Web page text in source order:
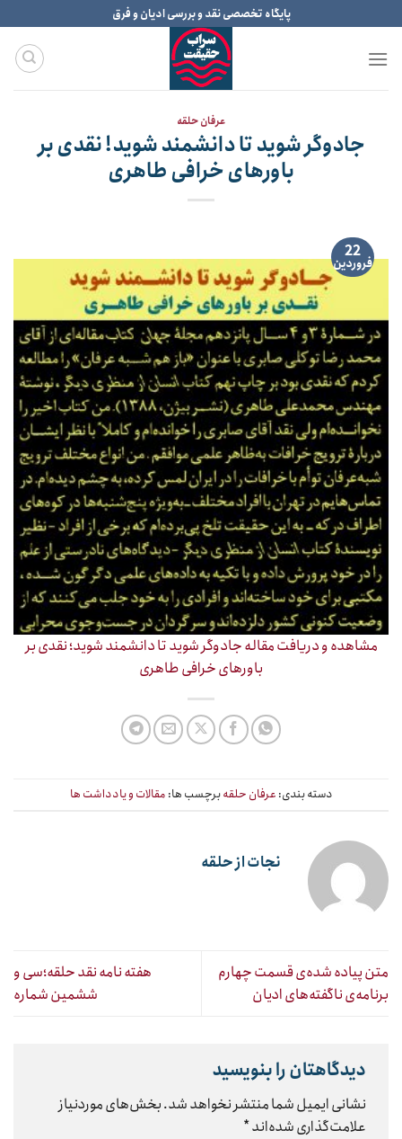
to
content
پایگاه تخصصی نقد و بررسی ادیان و فرق
عرفان حلقه
جادوگر شوید تا دانشمند شوید! نقدی بر
باورهای خرافی طاهری
22
فروردین
مشاهده و دریافت مقاله جادوگر شوید تا دانشمند شوید؛ نقدی بر
باورهای خرافی طاهری
دسته بندی: عرفان حلقهبرچسب ها: مقالات و یادداشت ها
نجات از حلقه
متن پیاده شده‌ی قسمت چهارم
برنامه‌ی ناگفته‌های ادیان
هفته نامه نقد حلقه؛سی و
ششمین شماره
دیدگاهتان را بنویسید
نشانی ایمیل شما منتشر نخواهد شد.بخش‌های موردنیاز
علامت‌گذاری شده‌اند*